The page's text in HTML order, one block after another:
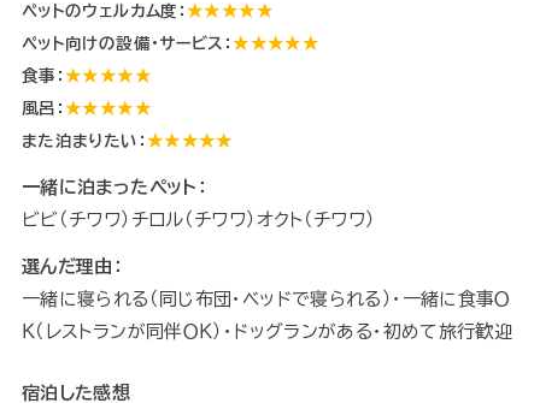
ペットのウェルカム度：★★★★★
ペット向けの設備・サービス：★★★★★
食事：★★★★★
風呂：★★★★★
また泊まりたい： ★★★★★
一緒に泊まったペット：
ビビ（チワワ）チロル（チワワ）オクト（チワワ）
選んだ理由：
一緒に寝られる（同じ布団・ベッドで寝られる）・一緒に食事Ｏ
Ｋ（レストランが同伴ＯＫ）・ドッグランがある・初めて旅行歓迎
宿泊した感想